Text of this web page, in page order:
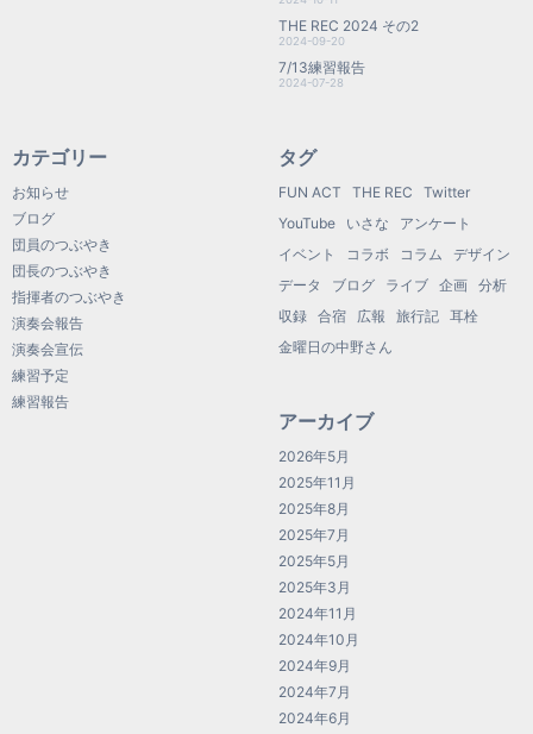
THE REC 2024 その2
2024-09-20
7/13練習報告
2024-07-28
カテゴリー
お知らせ
ブログ
団員のつぶやき
団長のつぶやき
指揮者のつぶやき
演奏会報告
演奏会宣伝
練習予定
練習報告
タグ
FUN ACT THE REC
Twitter
YouTube
いさな
アンケート
イベント
コラボ コラム
デザイン
データ
ブログ ライブ 企画
分析
収録
合宿 広報 旅行記
耳栓
金曜日の中野さん
アーカイブ
2026年5月
2025年11月
2025年8月
2025年7月
2025年5月
2025年3月
2024年11月
2024年10月
2024年9月
2024年7月
2024年6月